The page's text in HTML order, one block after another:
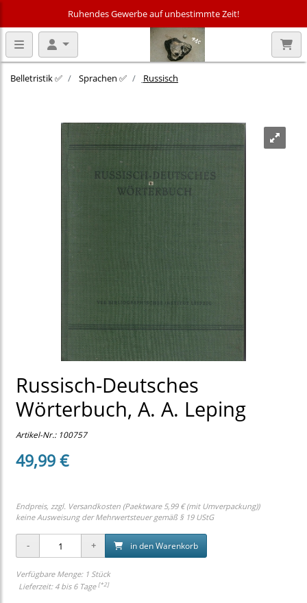
Ruhendes Gewerbe auf unbestimmte Zeit!
Belletristik ✅ Sprachen ✅ Russisch
Russisch-Deutsches
Wörterbuch, A. A. Leping
Artikel-Nr.: 100757
49,99 €
Endpreis, zzgl. Versandkosten (Paektware 5,99 € (mit Umverpackung))
keine Ausweisung der Mehrwertsteuer gemäß § 19 UStG
in den Warenkorb
Verfügbare Menge: 1 Stück
Lieferzeit: 4 bis 6 Tage [*2]